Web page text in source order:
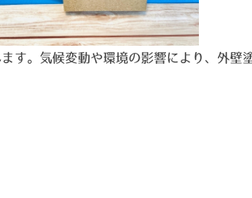
す。気候変動や環境の影響により、外壁